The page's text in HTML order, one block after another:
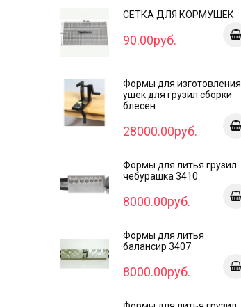
СЕТКА ДЛЯ КОРМУШЕК
90.00руб.
Формы для изготовления
ушек для грузил сборки
блесен
28000.00руб.
Формы для литья грузил
чебурашка 3410
8000.00руб.
Формы для литья
балансир 3407
8000.00руб.